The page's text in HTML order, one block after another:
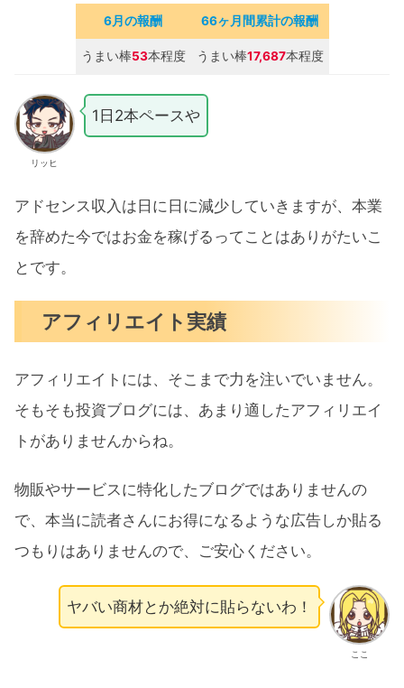
6月の報酬 66ヶ月間累計の報酬
うまい棒53本程度 うまい棒17,687本程度
リッヒ
1日2本ペースや
アドセンス収入は日に日に減少していきますが、本業
を辞めた今ではお金を稼げるってことはありがたいこ
とです。
アフィリエイト実績
アフィリエイトには、そこまで力を注いでいません。
そもそも投資ブログには、あまり適したアフィリエイ
トがありませんからね。
物販やサービスに特化したブログではありませんの
で、本当に読者さんにお得になるような広告しか貼る
つもりはありませんので、ご安心ください。
ここ
ヤバい商材とか絶対に貼らないわ！